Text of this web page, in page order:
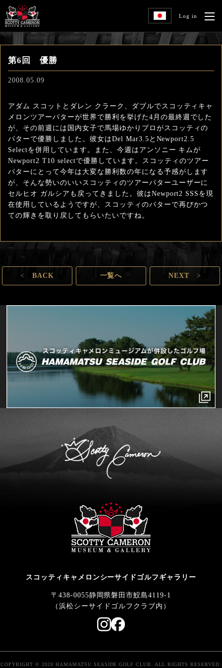
Log in
第6回 優勝
2008.05.09
アダム スコットとダレン クラーク、ダブルでスコッティキャ
メロンツアーパターが世界で勝利を挙げた4月の最終週でした
が、その前週には国内女子で馬場ゆかりプロがスコッティの
パターで優勝しました。彼女はDel Mar3.5とNewport2.5
Selectを併用しています。また、今週はアンソニー キムが
Newport2 T10 selectで優勝しています。スコッティのツアー
パターにとって今年は大変な勝利数の年になる予感がします
が、そんな勢いのいいスコッティのツアーパターユーザーに
セルヒオ ガルシアも戻ってきました。彼はNewport2 SSSを現
在使用しているようですが、スコッティのパターで再びかつ
ての輝きを取り戻してもらいたいですね。
< BACK 一覧へ NEXT >
スコッティキャメロンシーサイドゴルフギャラリー
〒438-0055静岡県磐田市鮫島4119-1
（浜松シーサイドゴルフクラブ内）
COPYRIGHT © 2020 HAMAMATSU SEASIDE GOLF CLUB. ALL RIGHTS RESERVED.